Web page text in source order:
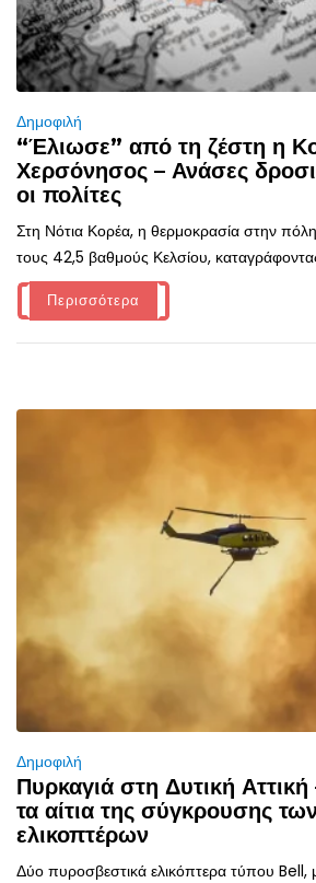
Δημοφιλή
“Έλιωσε” από τη ζέστη η
Χερσόνησος – Ανάσες
οι πολίτες
Στη Νότια Κορέα, η θερμοκρασία στην
τους 42,5 βαθμούς Κελσίου,
Περισσότερα
Δημοφιλή
Πυρκαγιά στη Δυτική
τα αίτια της σύγκρουσης
ελικοπτέρων
Δύο πυροσβεστικά ελικόπτερα τύπου